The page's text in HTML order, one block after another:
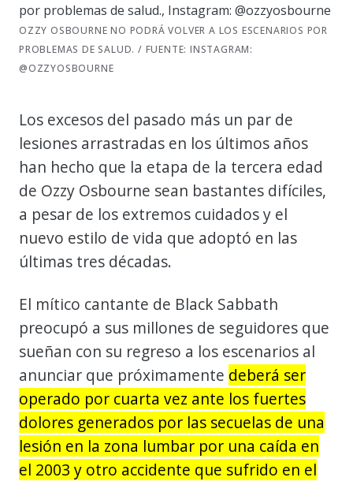
OZZY OSBOURNE NO PODRÁ VOLVER A LOS ESCENARIOS POR
PROBLEMAS DE SALUD. / FUENTE: INSTAGRAM:
@OZZYOSBOURNE
Los excesos del pasado más un par de
lesiones arrastradas en los últimos años
han hecho que la etapa de la tercera edad
de Ozzy Osbourne sean bastantes difíciles,
a pesar de los extremos cuidados y el
nuevo estilo de vida que adoptó en las
últimas tres décadas.
El mítico cantante de Black Sabbath
preocupó a sus millones de seguidores que
sueñan con su regreso a los escenarios al
anunciar que próximamente deberá ser
operado por cuarta vez ante los fuertes
dolores generados por las secuelas de una
lesión en la zona lumbar por una caída en
el 2003 y otro accidente que sufrido en el